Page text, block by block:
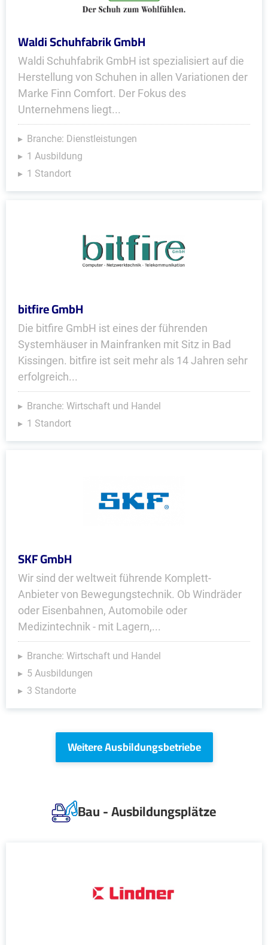
Waldi Schuhfabrik GmbH
Waldi Schuhfabrik GmbH ist spezialisiert auf die
Herstellung von Schuhen in allen Variationen der
Marke Finn Comfort. Der Fokus des
Unternehmens liegt...
Branche: Dienstleistungen
1 Ausbildung
1 Standort
bitfire GmbH
Die bitfire GmbH ist eines der führenden
Systemhäuser in Mainfranken mit Sitz in Bad
Kissingen. bitfire ist seit mehr als 14 Jahren sehr
erfolgreich...
Branche: Wirtschaft und Handel
1 Standort
SKF GmbH
Wir sind der weltweit führende Komplett-
Anbieter von Bewegungstechnik. Ob Windräder
oder Eisenbahnen, Automobile oder
Medizintechnik - mit Lagern,...
Branche: Wirtschaft und Handel
5 Ausbildungen
3 Standorte
Weitere Ausbildungsbetriebe
Bau - Ausbildungsplätze